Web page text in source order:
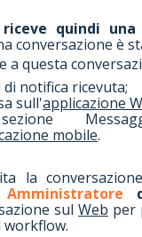
riceve quindi
conversazione è
a questa
di notifica ricevuta;
sull'applicazione
mobile.
la
sul Web per
workflow.